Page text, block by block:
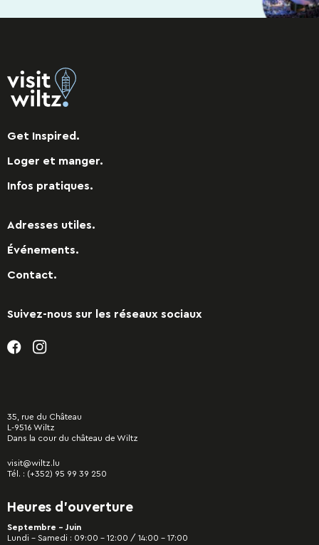
Get Inspired.
Loger et manger.
Infos pratiques.
Adresses utiles.
Événements.
Contact.
Suivez-nous sur les réseaux sociaux
35, rue du Château
L-9516 Wiltz
Dans la cour du château de Wiltz
visit@wiltz.lu
Tél. : (+352) 95 99 39 250
Heures d’ouverture
Septembre - Juin
Lundi – Samedi : 09:00 – 12:00 / 14:00 – 17:00